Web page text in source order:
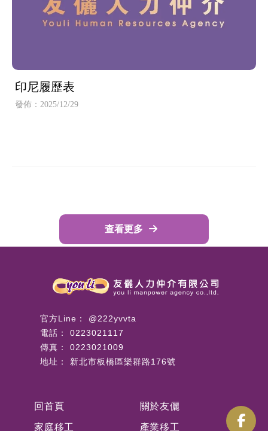
印尼履歷表
發佈：2025/12/29
查看更多
@222yvvta
0223021117
0223021009
新北市板橋區樂群路176號
回首頁 關於友儷
家庭移工 產業移工